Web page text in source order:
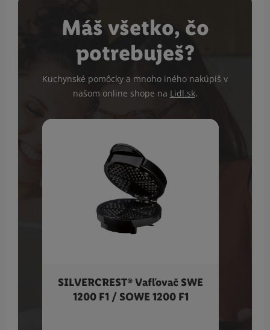
Máš všetko, čo
potrebuješ?
Kuchynské pomôcky a mnoho iného nakúpiš v
našom online shope na Lidl.sk.
SILVERCREST® Vafľovač SWE
1200 F1 / SOWE 1200 F1